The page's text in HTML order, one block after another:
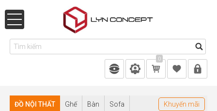
0
ĐỒ NỘI THẤT Ghế Bàn Sofa Khuyến mãi